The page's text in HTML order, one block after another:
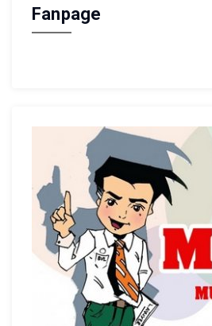
Fanpage